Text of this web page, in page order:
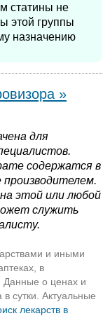
статины не
этой группы
назначению
»
для
содержатся в
производителем.
этой или любой
служить
и иными
в
Данные о ценах и
сутки. Актуальные
лекарств в